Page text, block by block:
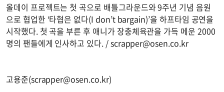
올데이 프로젝트는 첫 곡으로 배틀그라운드와 9주년 기념 음원
으로 협업한 ‘타협은 없다(I don’t bargain)’을 하프타임 공연을
시작했다. 첫 곡을 부른 후 애니가 장충체육관을 가득 메운 2000
명의 팬들에게 인사하고 있다. / scrapper@osen.co.kr
고용준(scrapper@osen.co.kr)